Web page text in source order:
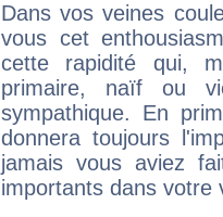
Dans vos veines
vous cet
cette rapidité qui,
primaire, naïf ou
sympathique. En
donnera toujours
jamais vous aviez
importants dans votre